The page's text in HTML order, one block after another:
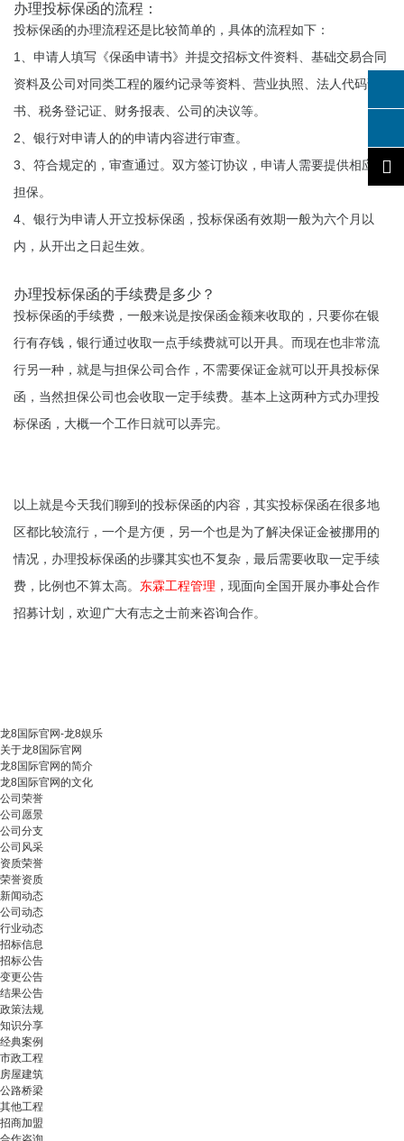
办理投标保函的流程：
投标保函的办理流程还是比较简单的，具体的流程如下：
1、申请人填写《保函申请书》并提交招标文件资料、基础交易合同
资料及公司对同类工程的履约记录等资料、营业执照、法人代码证
书、税务登记证、财务报表、公司的决议等。
2、银行对申请人的的申请内容进行审查。
3、符合规定的，审查通过。双方签订协议，申请人需要提供相应的
担保。
4、银行为申请人开立投标保函，投标保函有效期一般为六个月以
内，从开出之日起生效。
办理投标保函的手续费是多少？
投标保函的手续费，一般来说是按保函金额来收取的，只要你在银
行有存钱，银行通过收取一点手续费就可以开具。而现在也非常流
行另一种，就是与担保公司合作，不需要保证金就可以开具投标保
函，当然担保公司也会收取一定手续费。基本上这两种方式办理投
标保函，大概一个工作日就可以弄完。
以上就是今天我们聊到的投标保函的内容，其实投标保函在很多地
区都比较流行，一个是方便，另一个也是为了解决保证金被挪用的
情况，办理投标保函的步骤其实也不复杂，最后需要收取一定手续
费，比例也不算太高。 东霖工程管理 ，现面向全国开展办事处合作
招募计划，欢迎广大有志之士前来咨询合作。
龙8国际官网-龙8娱乐
关于龙8国际官网
龙8国际官网的简介
龙8国际官网的文化
公司荣誉
公司愿景
公司分支
公司风采
资质荣誉
荣誉资质
新闻动态
公司动态
行业动态
招标信息
招标公告
变更公告
结果公告
政策法规
知识分享
经典案例
市政工程
房屋建筑
公路桥梁
其他工程
招商加盟